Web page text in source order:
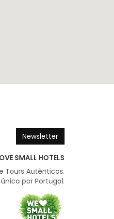
Newsletter
SMALL HOTELS
Tours Autênticos.
por Portugal.